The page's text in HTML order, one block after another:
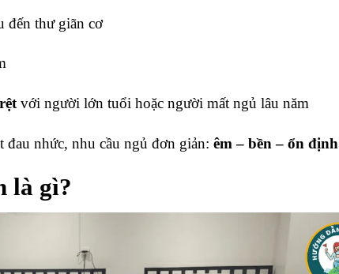
đến thư giãn cơ
với người lớn tuổi hoặc người mất ngủ lâu năm
nhức, nhu cầu ngủ đơn giản: êm – bền – ổn định
là gì?